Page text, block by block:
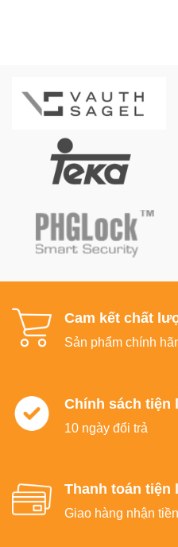
Cam kết chất
Sản phẩm chính
Chính sách tiện
10 ngày đổi trả
Thanh toán tiện
Giao hàng nhận tiền